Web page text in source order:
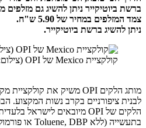
ברשת ביוטיקייר ניתן להשיג גם מזלפים מצויינים לבקבוקי 10 מ"ל ול
צמד המזלפים במחיר של 5.90 ש"ח.
ניתן להשיג ברשת ביוטיקייר.
קולקציית Mexico של OPI (צילום: באדיבות יח"צ)
לבנית ציפורניים בקרב נשות המקצוע.
בתעשייה (ללא Toluene, DBP או פורמולהיד). הם מצטיינים בעמידות יוצאת דופן, המרקם מושלם ונוח למשיחה ומברשת הפטנט הייחודית הרחבה מאפשרת דיוק אולטימטיבי.